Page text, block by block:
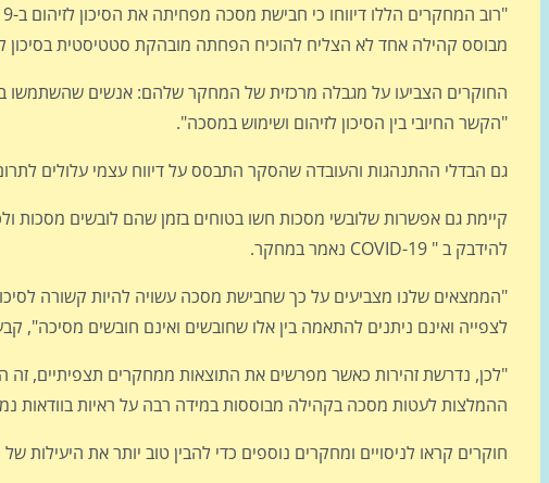
מבוסס קהילה אחד לא הצליח להוכיח הפחתה מובהקת סטטיסטית בסיכון
החוקרים הצביעו על מגבלה מרכזית של המחקר שלהם: אנשים שהשתמשו
"הקשר החיובי בין הסיכון לזיהום ושימוש במסכה".
גם הבדלי ההתנהגות והעובדה שהסקר התבסס על דיווח עצמי עלולים
קיימת גם אפשרות שלובשי מסכות חשו בטוחים בזמן שהם לובשים מסכות
להידבק ב " COVID-19 נאמר במחקר.
"הממצאים שלנו מצביעים על כך שחבישת מסכה עשויה להיות קשורה
לצפייה ואינם ניתנים להתאמה בין אלו שחובשים ואינם חובשים מסיכה",
"לכן, נדרשת זהירות כאשר מפרשים את התוצאות ממחקרים תצפיתיים, זה
ההמלצות לעטות מסכה בקהילה מבוססות במידה רבה על ראיות בוודאות
חוקרים קראו לניסויים ומחקרים נוספים כדי להבין טוב יותר את